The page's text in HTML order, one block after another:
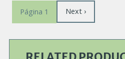
Paginación
Página 1 Siguiente
Next ›